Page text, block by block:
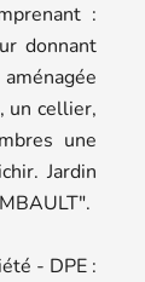
:
donnant
un cellier,
une
Jardin
- DPE :